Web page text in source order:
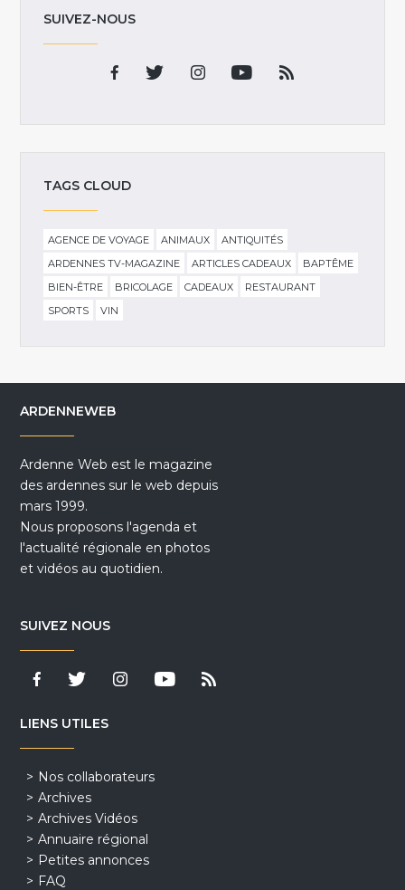
SUIVEZ-NOUS
TAGS CLOUD
AGENCE DE VOYAGE ANIMAUX
ANTIQUITÉS
ARDENNES TV-MAGAZINE
ARTICLES CADEAUX
BAPTÊME
BIEN-ÊTRE
BRICOLAGE CADEAUX
RESTAURANT
SPORTS
VIN
ARDENNEWEB
Ardenne Web est le magazine
des ardennes sur le web depuis
mars 1999.
Nous proposons l'agenda et
l'actualité régionale en photos
et vidéos au quotidien.
SUIVEZ NOUS
LIENS UTILES
Nos collaborateurs
Archives
Archives Vidéos
Annuaire régional
Petites annonces
FAQ